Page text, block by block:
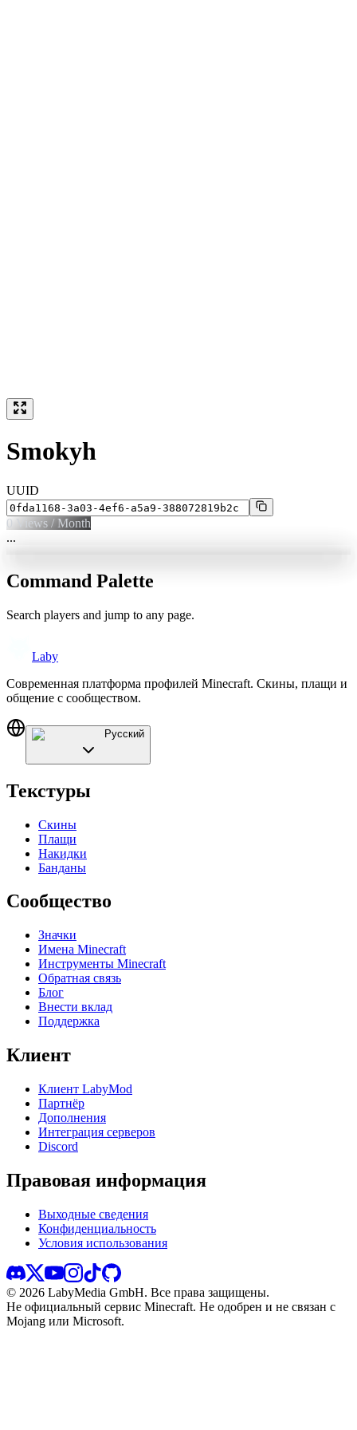
Smokyh
UUID
0 Views / Month
...
Command Palette
Search players and jump to any page.
Laby
Современная платформа профилей Minecraft. Скины, плащи и
общение с сообществом.
Русский
Текстуры
Скины
Плащи
Накидки
Банданы
Сообщество
Значки
Имена Minecraft
Инструменты Minecraft
Обратная связь
Блог
Внести вклад
Поддержка
Клиент
Клиент LabyMod
Партнёр
Дополнения
Интеграция серверов
Discord
Правовая информация
Выходные сведения
Конфиденциальность
Условия использования
© 2026 LabyMedia GmbH. Все права защищены.
Не официальный сервис Minecraft. Не одобрен и не связан с
Mojang или Microsoft.